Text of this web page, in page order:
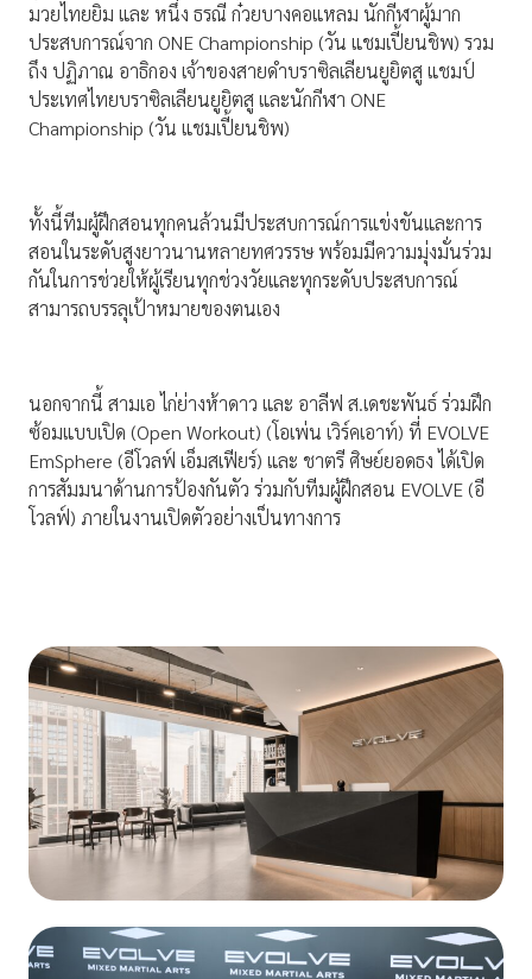
มวยไทยยิม และ หนึ่ง ธรณี ก๋วยบางคอแหลม นักกีฬาผู้มาก
ประสบการณ์จาก ONE Championship (วัน แชมเปี้ยนชิพ) รวม
ถึง ปฏิภาณ อาธิกอง เจ้าของสายดำบราซิลเลียนยูยิตสู แชมป์
ประเทศไทยบราซิลเลียนยูยิตสู และนักกีฬา ONE
Championship (วัน แชมเปี้ยนชิพ)
ทั้งนี้ทีมผู้ฝึกสอนทุกคนล้วนมีประสบการณ์การแข่งขันและการ
สอนในระดับสูงยาวนานหลายทศวรรษ พร้อมมีความมุ่งมั่นร่วม
กันในการช่วยให้ผู้เรียนทุกช่วงวัยและทุกระดับประสบการณ์
สามารถบรรลุเป้าหมายของตนเอง
นอกจากนี้ สามเอ ไก่ย่างห้าดาว และ อาลีฟ ส.เดชะพันธ์ ร่วมฝึก
ซ้อมแบบเปิด (Open Workout) (โอเพ่น เวิร์คเอาท์) ที่ EVOLVE
EmSphere (อีโวลฟ์ เอ็มสเฟียร์) และ ชาตรี ศิษย์ยอดธง ได้เปิด
การสัมมนาด้านการป้องกันตัว ร่วมกับทีมผู้ฝึกสอน EVOLVE (อี
โวลฟ์) ภายในงานเปิดตัวอย่างเป็นทางการ